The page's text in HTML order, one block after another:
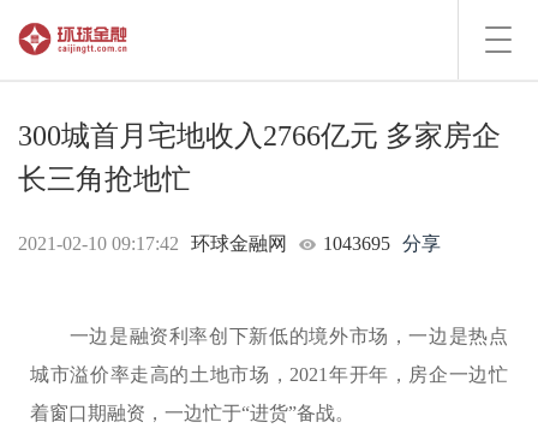
300城首月宅地收入2766亿元 多家房企
长三角抢地忙
2021-02-10 09:17:42 环球金融网 1043695 分享
一边是融资利率创下新低的境外市场，一边是热点
城市溢价率走高的土地市场，2021年开年，房企一边忙
着窗口期融资，一边忙于“进货”备战。